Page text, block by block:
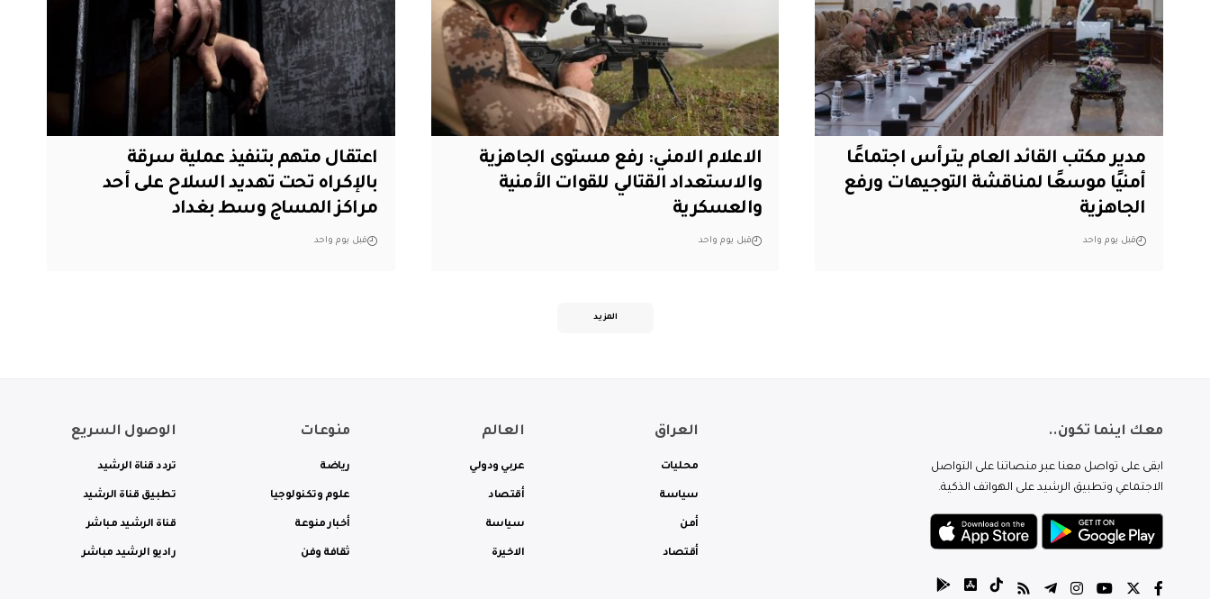
مدير مكتب القائد العام يترأس اجتماعًا
أمنيًا موسعًا لمناقشة التوجيهات ورفع
الجاهزية
قبل يوم واحد
الاعلام الامني: رفع مستوى الجاهزية
والاستعداد القتالي للقوات الأمنية
والعسكرية
قبل يوم واحد
اعتقال متهم بتنفيذ عملية سرقة
بالإكراه تحت تهديد السلاح على أحد
مراكز المساج وسط بغداد
قبل يوم واحد
المزيد
معك اينما تكون..
ابقى على تواصل معنا عبر منصاتنا على التواصل
الاجتماعي وتطبيق الرشيد على الهواتف الذكية.
العراق
محليات
سياسة
أمن
أقتصاد
العالم
عربي ودولي
أقتصاد
سياسة
الاخيرة
منوعات
رياضة
علوم وتكنولوجيا
أخبار منوعة
ثقافة وفن
الوصول السريع
تردد قناة الرشيد
تطبيق قناة الرشيد
قناة الرشيد مباشر
راديو الرشيد مباشر